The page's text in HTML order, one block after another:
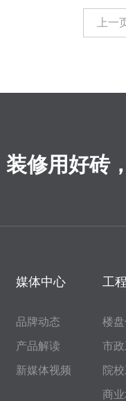
上一
装修用好砖
媒体中心
品牌动态
产品解读
新媒体视频
工
楼
市
院
商